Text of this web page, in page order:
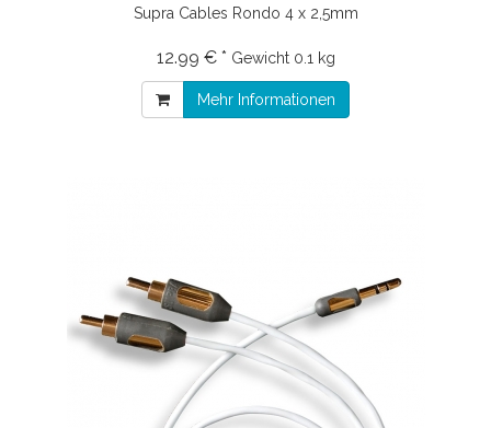
Supra Cables Rondo 4 x 2,5mm
12.99 € * Gewicht 0.1 kg
Mehr Informationen